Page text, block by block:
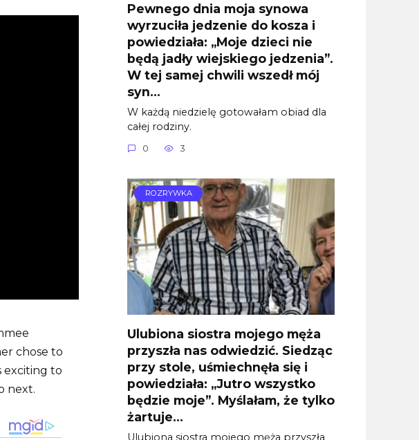
chose to
exciting to
next.
Pewnego dnia moja synowa
wyrzuciła jedzenie do kosza i
powiedziała: „Moje dzieci nie
będą jadły wiejskiego jedzenia”.
W tej samej chwili wszedł mój
syn…
W każdą niedzielę gotowałam obiad dla
całej rodziny.
0 3
ROZRYWKA
Ulubiona siostra mojego męża
przyszła nas odwiedzić. Siedząc
przy stole, uśmiechnęła się i
powiedziała: „Jutro wszystko
będzie moje”. Myślałam, że tylko
żartuje…
Ulubiona siostra mojego męża przyszła